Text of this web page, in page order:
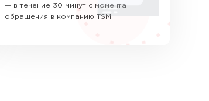
— в течение 30 минут с момента
обращения в компанию TSM